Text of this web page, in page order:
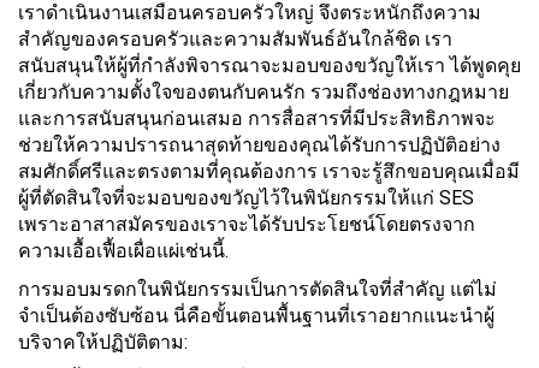
เราดำเนินงานเสมือนครอบครัวใหญ่ จึงตระหนักถึงความ
สำคัญของครอบครัวและความสัมพันธ์อันใกล้ชิด เรา
สนับสนุนให้ผู้ที่กำลังพิจารณาจะมอบของขวัญให้เรา ได้พูดคุย
เกี่ยวกับความตั้งใจของตนกับคนรัก รวมถึงช่องทางกฎหมาย
และการสนับสนุนก่อนเสมอ การสื่อสารที่มีประสิทธิภาพจะ
ช่วยให้ความปรารถนาสุดท้ายของคุณได้รับการปฏิบัติอย่าง
สมศักดิ์ศรีและตรงตามที่คุณต้องการ เราจะรู้สึกขอบคุณเมื่อมี
ผู้ที่ตัดสินใจที่จะมอบของขวัญไว้ในพินัยกรรมให้แก่ SES
เพราะอาสาสมัครของเราจะได้รับประโยชน์โดยตรงจาก
ความเอื้อเฟื้อเผื่อแผ่เช่นนี้.
การมอบมรดกในพินัยกรรมเป็นการตัดสินใจที่สำคัญ แต่ไม่
จำเป็นต้องซับซ้อน นี่คือขั้นตอนพื้นฐานที่เราอยากแนะนำผู้
บริจาคให้ปฏิบัติตาม: